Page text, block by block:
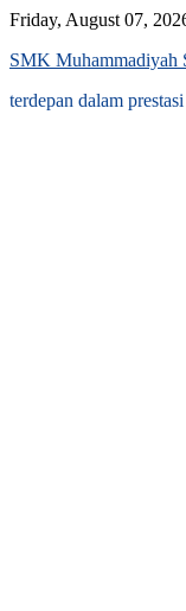
Skip
content
Friday, August 07,
SMK Muhammadiyah
terdepan dalam prestasi